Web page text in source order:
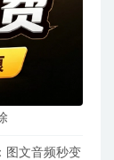
图文音频秒变